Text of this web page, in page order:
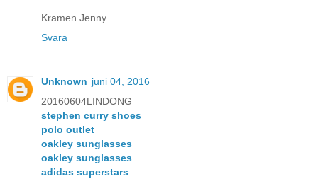
Kramen Jenny
Svara
Unknown juni 04, 2016
20160604LINDONG
stephen curry shoes
polo outlet
oakley sunglasses
oakley sunglasses
adidas superstars